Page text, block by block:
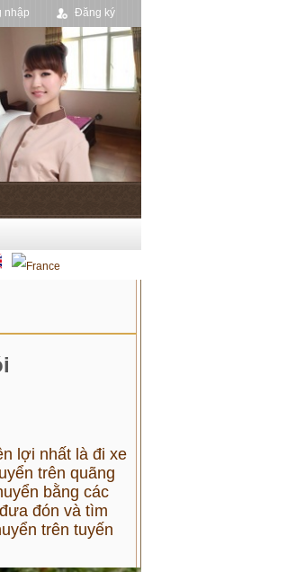
nhập Đăng ký
lợi nhất là đi xe
trên quãng
bằng các
đón và tìm
trên tuyến